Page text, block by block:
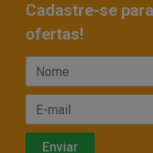
Cadastre-se
ofertas!